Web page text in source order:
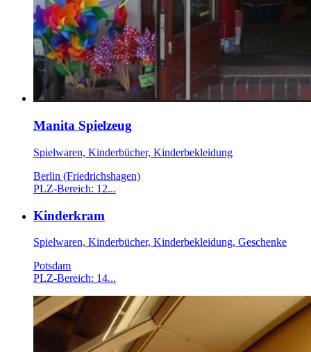
Manita Spielzeug
Spielwaren, Kinderbücher, Kinderbekleidung
Berlin (Friedrichshagen)
PLZ-Bereich: 12...
Kinderkram
Spielwaren, Kinderbücher, Kinderbekleidung, Geschenke
Potsdam
PLZ-Bereich: 14...